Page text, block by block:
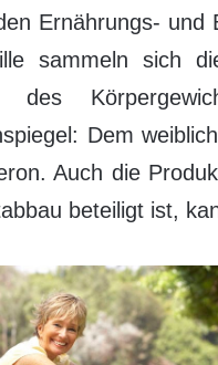
Ernährungs-
sammeln sich
des
Dem
Auch die
beteiligt ist,